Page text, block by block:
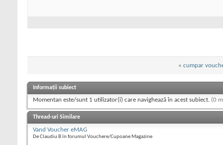
« cumpar
Informații subiect
Momentan este/sunt 1 utilizator(i) care navighează în acest subiect. (0
Thread-uri Similare
Vand Voucher eMAG
De Claudiu B în forumul Vouchere/Cupoane Magazine